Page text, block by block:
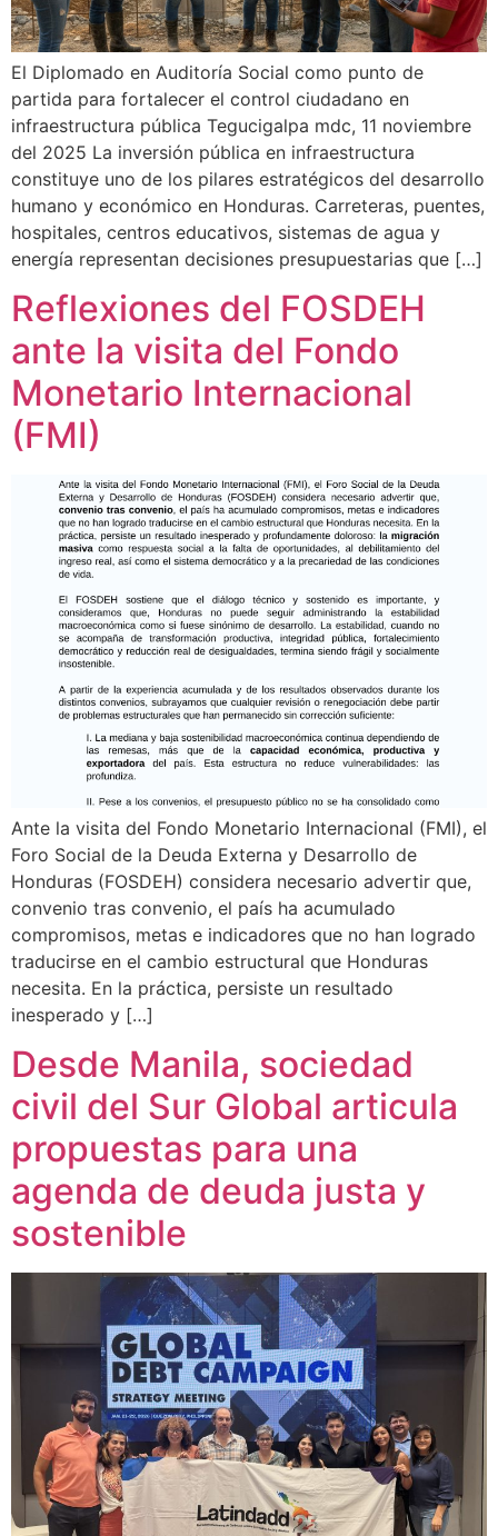
El Diplomado en Auditoría Social como punto de
partida para fortalecer el control ciudadano en
infraestructura pública Tegucigalpa mdc, 11 noviembre
del 2025 La inversión pública en infraestructura
constituye uno de los pilares estratégicos del desarrollo
humano y económico en Honduras. Carreteras, puentes,
hospitales, centros educativos, sistemas de agua y
energía representan decisiones presupuestarias que […]
Reflexiones del FOSDEH
ante la visita del Fondo
Monetario Internacional
(FMI)
Ante la visita del Fondo Monetario Internacional (FMI), el
Foro Social de la Deuda Externa y Desarrollo de
Honduras (FOSDEH) considera necesario advertir que,
convenio tras convenio, el país ha acumulado
compromisos, metas e indicadores que no han logrado
traducirse en el cambio estructural que Honduras
necesita. En la práctica, persiste un resultado
inesperado y […]
Desde Manila, sociedad
civil del Sur Global articula
propuestas para una
agenda de deuda justa y
sostenible